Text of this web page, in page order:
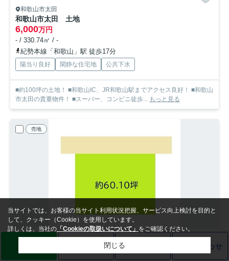
和歌山市太田
和歌山市太田 土地
6,000万円
- / 330.74㎡ / -
紀勢本線「和歌山」駅 徒歩17分
陽当り良好 閑静な住宅地 公共下水
■約100坪の土地！ ■和歌山IC、JR和歌山駅までアクセス良好！ ■和歌山
市太田の貴重物件！ ■スーパー、コンビニ徒歩... もっと見る
売地
和歌山市有家
お問い合わせ
当サイトでは、お客様の当サイト利用状況把握、サービス向上検討を目的と
して、クッキー（Cookie）を使用しています。
詳しくは、当社の 「Cookieの取扱いについて」 をご確認ください。
閉じる